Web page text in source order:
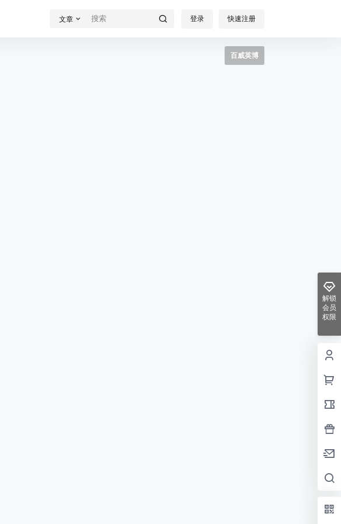
文章 登录 快速注册
百威英博
解锁
会员
权限